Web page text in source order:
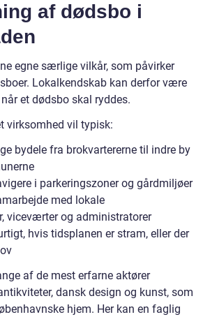
af dødsbo i
egne særlige vilkår, som påvirker
Lokalkendskab kan derfor være
et dødsbo skal ryddes.
virksomhed vil typisk:
bydele fra brokvartererne til indre by
i parkeringszoner og gårdmiljøer
med lokale
viceværter og administratorer
hvis tidsplanen er stram, eller der
af de mest erfarne aktører
dansk design og kunst, som
hjem. Her kan en faglig